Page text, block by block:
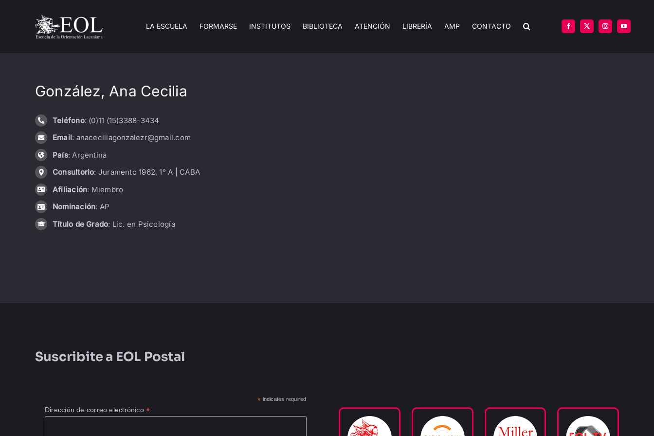
contenido
LA ESCUELA FORMARSE INSTITUTOS BIBLIOTECA ATENCIÓN LIBRERÍA AMP CONTACTO
González, Ana Cecilia
Teléfono: (0)11 (15)3388-3434
Email: anaceciliagonzalezr@gmail.com
País: Argentina
Consultorio: Juramento 1962, 1° A | CABA
Afiliación: Miembro
Nominación: AP
Título de Grado: Lic. en Psicología
Suscribite a EOL Postal
* indicates required
Dirección de correo electrónico*